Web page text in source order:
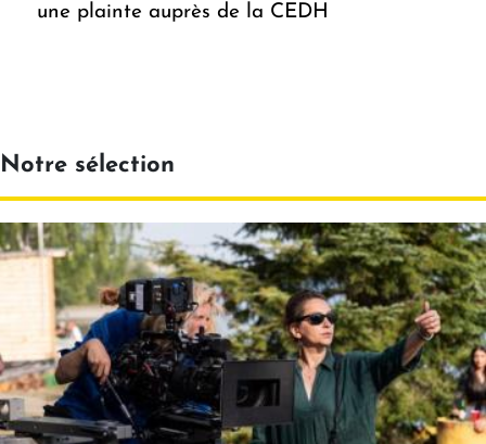
une plainte auprès de la CEDH
Notre sélection